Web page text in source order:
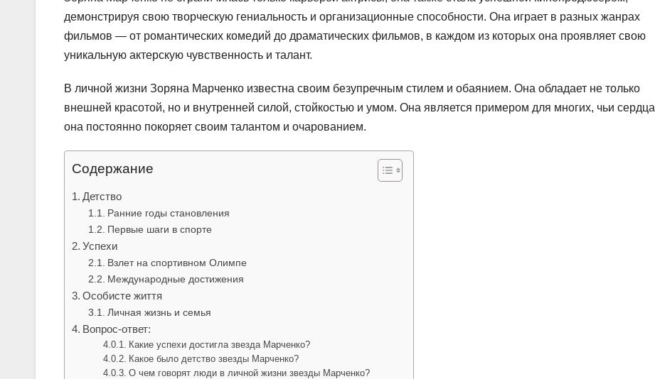
демонстрируя свою творческую гениальность и организационные способности. Она играет в разных жанрах
фильмов — от романтических комедий до драматических фильмов, в каждом из которых она проявляет свою
уникальную актерскую чувственность и талант.
В личной жизни Зоряна Марченко известна своим безупречным стилем и обаянием. Она обладает не только
внешней красотой, но и внутренней силой, стойкостью и умом. Она является примером для многих, чьи сердца
она постоянно покоряет своим талантом и очарованием.
Содержание
Детство
Ранние годы становления
Первые шаги в спорте
Успехи
Взлет на спортивном Олимпе
Международные достижения
Особисте життя
Личная жизнь и семья
Вопрос-ответ:
Какие успехи достигла звезда Марченко?
Какое было детство звезды Марченко?
О чем говорят люди в личной жизни звезды Марченко?